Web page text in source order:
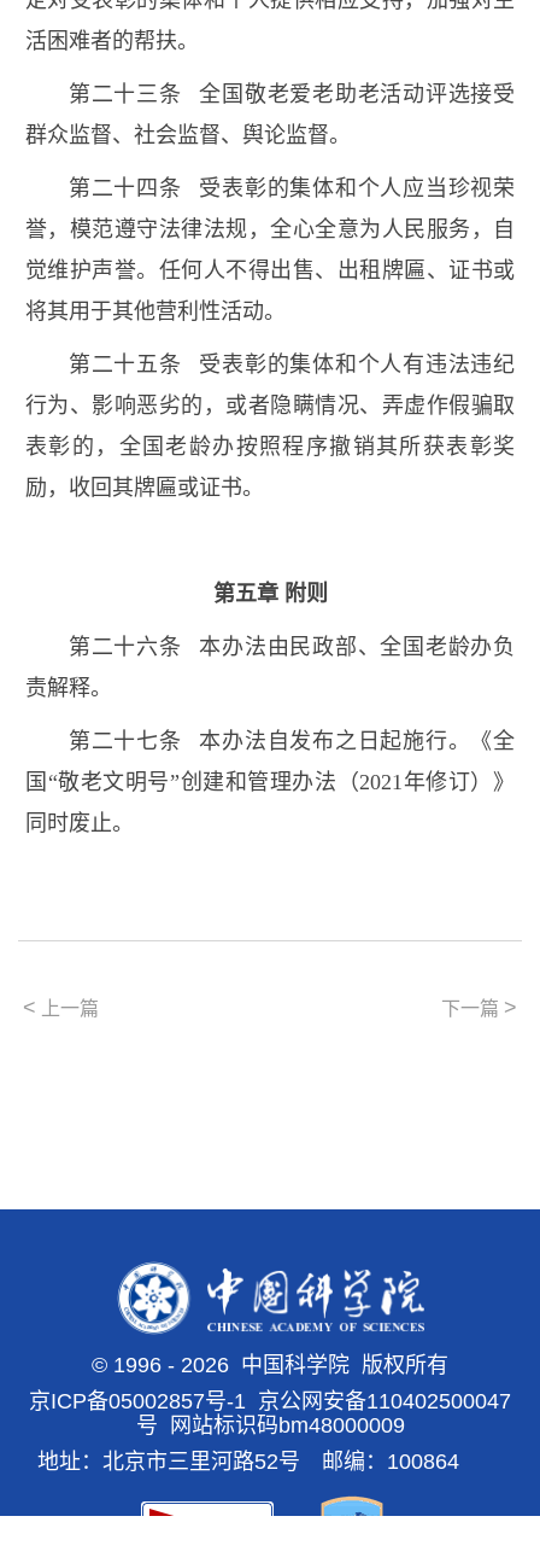
活困难者的帮扶。
第二十三条 全国敬老爱老助老活动评选接受
群众监督、社会监督、舆论监督。
第二十四条 受表彰的集体和个人应当珍视荣
誉，模范遵守法律法规，全心全意为人民服务，自
觉维护声誉。任何人不得出售、出租牌匾、证书或
将其用于其他营利性活动。
第二十五条 受表彰的集体和个人有违法违纪
行为、影响恶劣的，或者隐瞒情况、弄虚作假骗取
表彰的，全国老龄办按照程序撤销其所获表彰奖
励，收回其牌匾或证书。
第五章 附则
第二十六条 本办法由民政部、全国老龄办负
责解释。
第二十七条 本办法自发布之日起施行。《全
国“敬老文明号”创建和管理办法（2021年修订）》
同时废止。
< 上一篇 下一篇 >
© 1996 - 2026 中国科学院 版权所有
京ICP备05002857号-1 京公网安备110402500047
号 网站标识码bm48000009
地址：北京市三里河路52号 邮编：100864